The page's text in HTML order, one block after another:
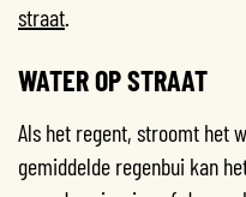
straat
WATER OP STRAAT
Als het regent, stroomt het
gemiddelde regenbui kan